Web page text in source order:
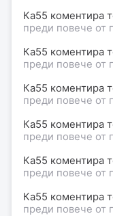
Ка55 коментира
преди повече от
Ка55 коментира
преди повече от
Ка55 коментира
преди повече от
Ка55 коментира
преди повече от
Ка55 коментира
преди повече от
Ка55 коментира
преди повече от